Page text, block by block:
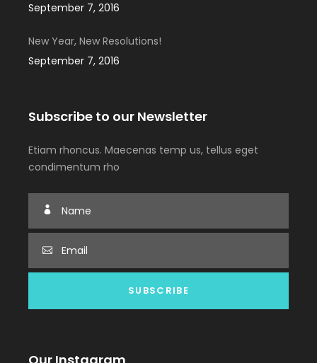
September 7, 2016
New Year, New Resolutions!
September 7, 2016
Subscribe to our Newsletter
Etiam rhoncus. Maecenas temp us, tellus eget
condimentum rho